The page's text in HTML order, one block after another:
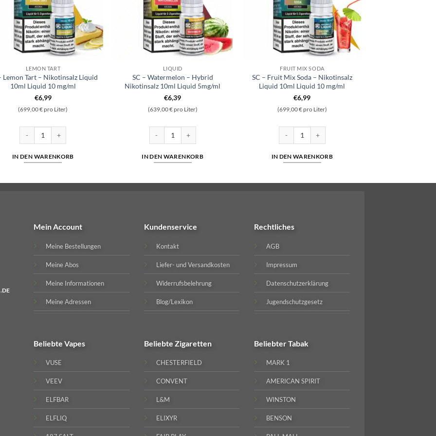
LEMON TART
Lemon Tart – Nikotinsalz Liquid
10ml Liquid 10 mg/ml
€6,99
(699,00 € pro Liter)
IN DEN WARENKORB
LIQUID
SC – Watermelon – Hybrid
Nikotinsalz 10ml Liquid 5mg/ml
€6,39
(639,00 € pro Liter)
IN DEN WARENKORB
FRUIT MIX SODA
SC – Fruit Mix Soda – Nikotinsalz
Liquid 10ml Liquid 10 mg/ml
€6,99
(699,00 € pro Liter)
IN DEN WARENKORB
Mein Account
Meine Bestellungen
Meine Abos
Meine Informationen
Meine Adressen
Kundenservice
Kontakt
Liefer- und Versandkosten
Widerrufsbelehrung
Blog/Lexikon
Rechtliches
AGB
Impressum
Datenschutzerklärung
Jugendschutzgesetz
BeliebteVapes
VUSE
VEEV
ELFBAR
ELFLIQ
Beliebte Zigaretten
CHESTERFIELD
CONVENT
L&M
ELIXYR
BeliebterTabak
MARK 1
AMERICAN SPIRIT
WINSTON
BENSON